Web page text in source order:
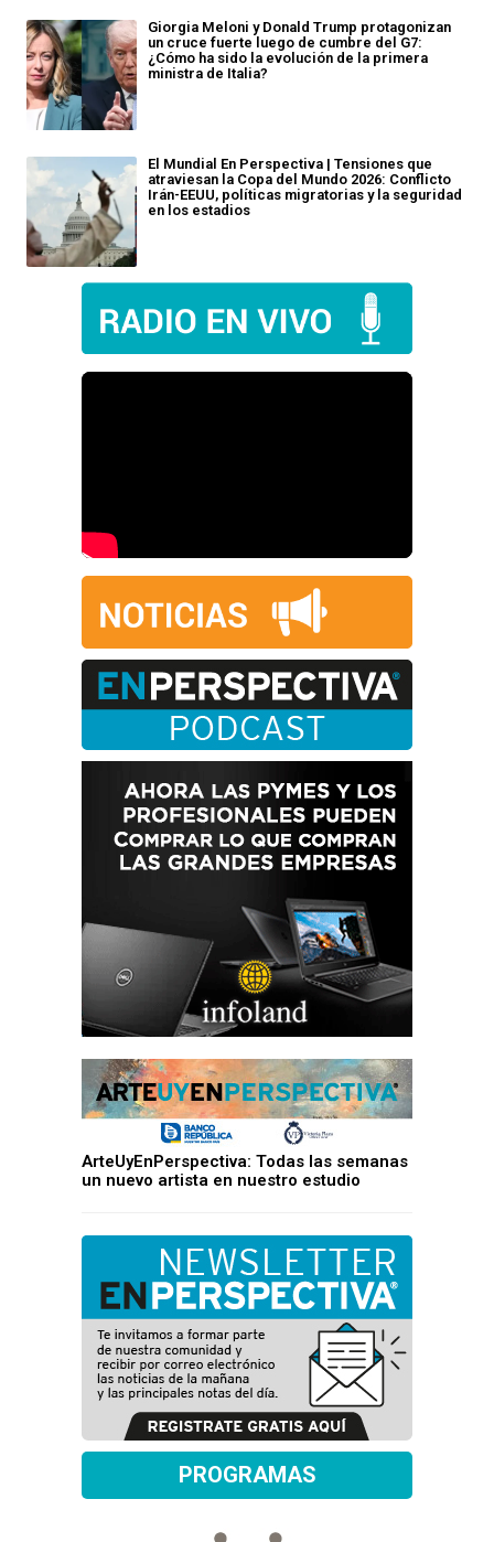
Giorgia Meloni y Donald Trump protagonizan
un cruce fuerte luego de cumbre del G7:
¿Cómo ha sido la evolución de la primera
ministra de Italia?
El Mundial En Perspectiva | Tensiones que
atraviesan la Copa del Mundo 2026: Conflicto
Irán-EEUU, políticas migratorias y la seguridad
en los estadios
ArteUyEnPerspectiva: Todas las semanas
un nuevo artista en nuestro estudio
PROGRAMAS